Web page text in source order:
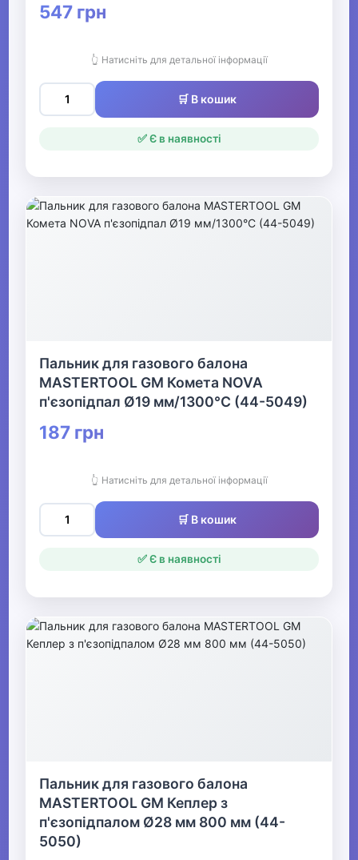
547 грн
👆 Натисніть для детальної інформації
🛒 В кошик
✅ Є в наявності
Пальник для газового балона
MASTERTOOL GM Комета NOVA
п'єзопідпал Ø19 мм/1300°С (44-5049)
187 грн
👆 Натисніть для детальної інформації
🛒 В кошик
✅ Є в наявності
Пальник для газового балона
MASTERTOOL GM Кеплер з
п'єзопідпалом Ø28 мм 800 мм (44-
5050)